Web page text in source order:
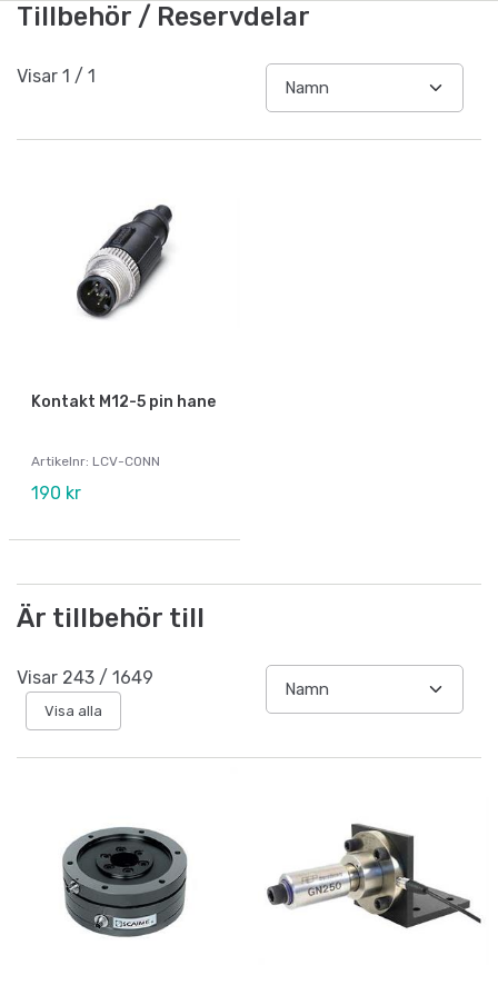
Tillbehör / Reservdelar
Visar 1 / 1
Kontakt M12-5 pin hane
Artikelnr: LCV-CONN
190 kr
Är tillbehör till
Visar 243 / 1649
Visa alla